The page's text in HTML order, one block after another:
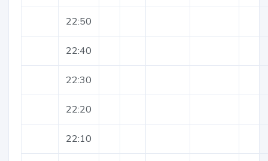
22:50
22:40
22:30
22:20
22:10